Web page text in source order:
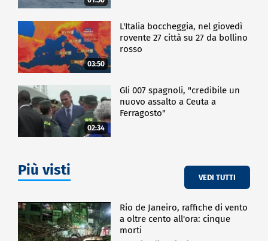
03:50
L'Italia boccheggia, nel giovedì
rovente 27 città su 27 da bollino
rosso
02:34
Gli 007 spagnoli, "credibile un
nuovo assalto a Ceuta a
Ferragosto"
Più visti VEDI TUTTI
Rio de Janeiro, raffiche di vento
a oltre cento all'ora: cinque
morti